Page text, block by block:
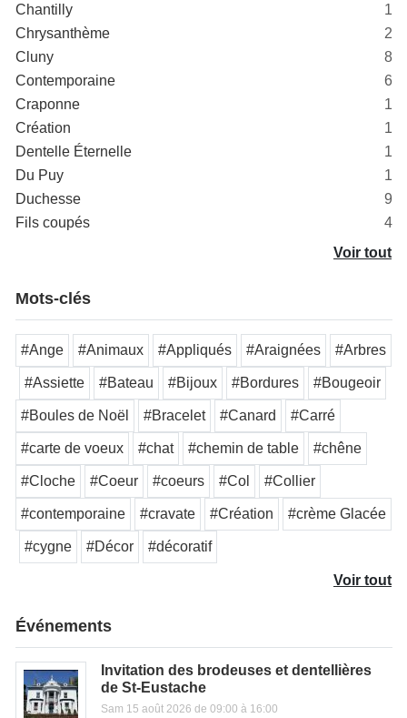
Chantilly
1
Chrysanthème
2
Cluny
8
Contemporaine
6
Craponne
1
Création
1
Dentelle Éternelle
1
Du Puy
1
Duchesse
9
Fils coupés
4
Voir tout
Mots-clés
#Ange #Animaux #Appliqués #Araignées #Arbres
#Assiette #Bateau #Bijoux #Bordures #Bougeoir
#Boules de Noël #Bracelet #Canard #Carré
#carte de voeux #chat #chemin de table #chêne
#Cloche #Coeur #coeurs #Col #Collier
#contemporaine #cravate #Création #crème Glacée
#cygne #Décor #décoratif
Voir tout
Événements
Invitation des brodeuses et dentellières
de St-Eustache
Sam 15 août 2026 de 09:00 à 16:00